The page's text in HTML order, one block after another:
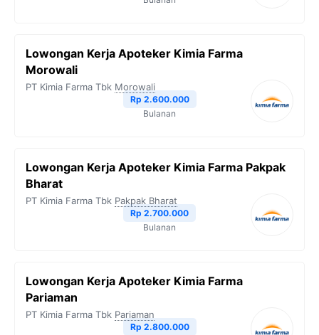
Lowongan Kerja Apoteker Kimia Farma
Morowali
PT Kimia Farma Tbk Morowali
Rp 2.600.000
Bulanan
Lowongan Kerja Apoteker Kimia Farma Pakpak
Bharat
PT Kimia Farma Tbk Pakpak Bharat
Rp 2.700.000
Bulanan
Lowongan Kerja Apoteker Kimia Farma
Pariaman
PT Kimia Farma Tbk Pariaman
Rp 2.800.000